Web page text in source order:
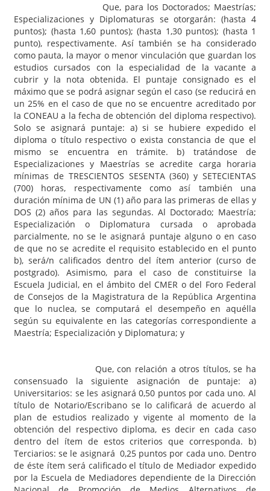
Que, para los Doctorados; Maestrías;
Especializaciones y Diplomaturas se otorgarán: (hasta 4
puntos); (hasta 1,60 puntos); (hasta 1,30 puntos); (hasta 1
punto), respectivamente. Así también se ha considerado
como pauta, la mayor o menor vinculación que guardan los
estudios cursados con la especialidad de la vacante a
cubrir y la nota obtenida. El puntaje consignado es el
máximo que se podrá asignar según el caso (se reducirá en
un 25% en el caso de que no se encuentre acreditado por
la CONEAU a la fecha de obtención del diploma respectivo).
Solo se asignará puntaje: a) si se hubiere expedido el
diploma o título respectivo o exista constancia de que el
mismo se encuentra en trámite. b) tratándose de
Especializaciones y Maestrías se acredite carga horaria
mínimas de TRESCIENTOS SESENTA (360) y SETECIENTAS
(700) horas, respectivamente como así también una
duración mínima de UN (1) año para las primeras de ellas y
DOS (2) años para las segundas. Al Doctorado; Maestría;
Especialización o Diplomatura cursada o aprobada
parcialmente, no se le asignará puntaje alguno o en caso
de que no se acredite el requisito establecido en el punto
b), será/n calificados dentro del ítem anterior (curso de
postgrado). Asimismo, para el caso de constituirse la
Escuela Judicial, en el ámbito del CMER o del Foro Federal
de Consejos de la Magistratura de la República Argentina
que lo nuclea, se computará el desempeño en aquélla
según su equivalente en las categorías correspondiente a
Maestría; Especialización y Diplomatura; y
Que, con relación a otros títulos, se ha
consensuado la siguiente asignación de puntaje: a)
Universitarios: se les asignará 0,50 puntos por cada uno. Al
título de Notario/Escribano se lo calificará de acuerdo al
plan de estudios realizado y vigente al momento de la
obtención del respectivo diploma, es decir en cada caso
dentro del ítem de estos criterios que corresponda. b)
Terciarios: se le asignará 0,25 puntos por cada uno. Dentro
de éste ítem será calificado el título de Mediador expedido
por la Escuela de Mediadores dependiente de la Dirección